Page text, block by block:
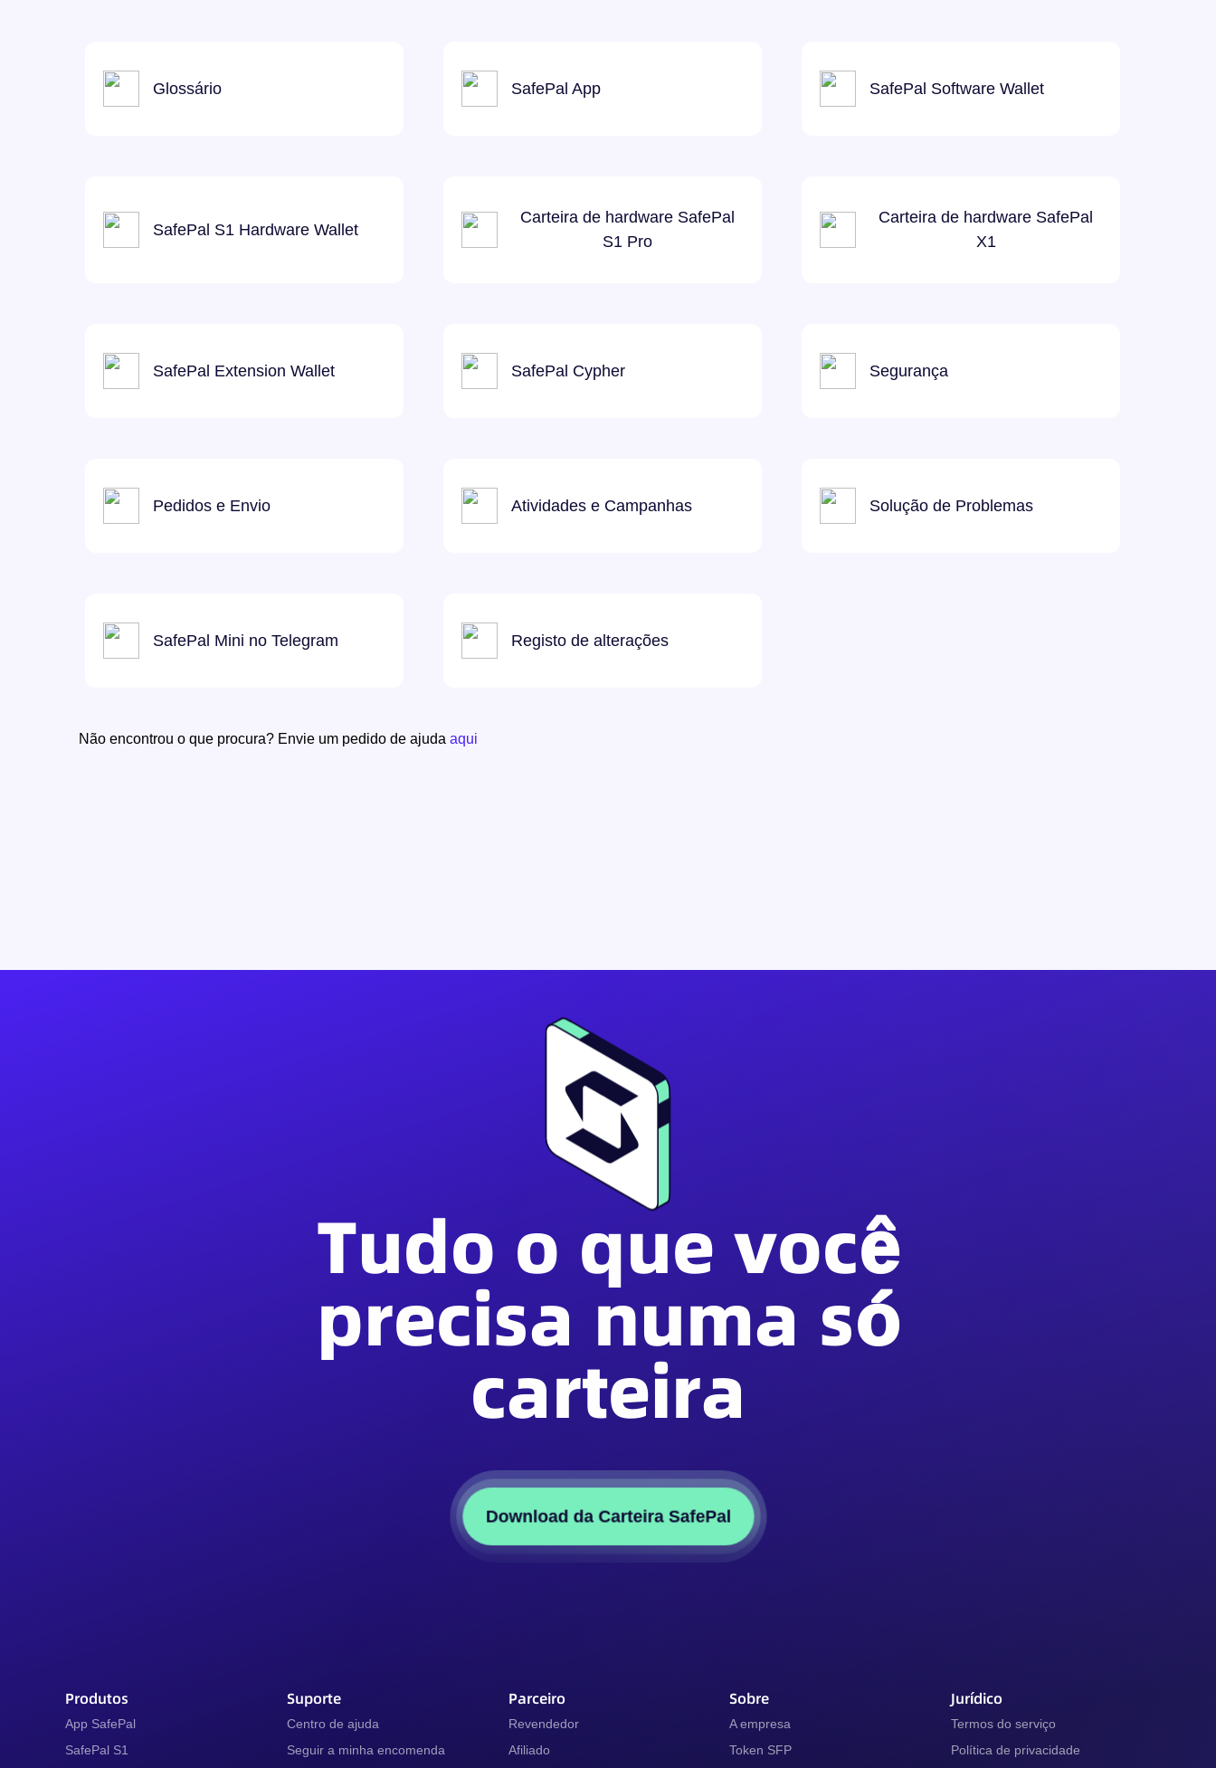
Glossário SafePal App SafePal Software Wallet
SafePal S1 Hardware Wallet
Carteira de hardware SafePal
S1 Pro
Carteira de hardware SafePal
X1
SafePal Extension Wallet SafePal Cypher Segurança
Pedidos e Envio Atividades e Campanhas Solução de Problemas
SafePal Mini no Telegram Registo de alterações
Não encontrou o que procura? Envie um pedido de ajuda aqui
Tudo o que você
precisa numa só
carteira
Download da Carteira SafePal
Produtos
App SafePal
SafePal S1
Suporte
Centro de ajuda
Seguir a minha encomenda
Parceiro
Revendedor
Afiliado
Sobre
A empresa
Token SFP
Jurídico
Termos do serviço
Política de privacidade